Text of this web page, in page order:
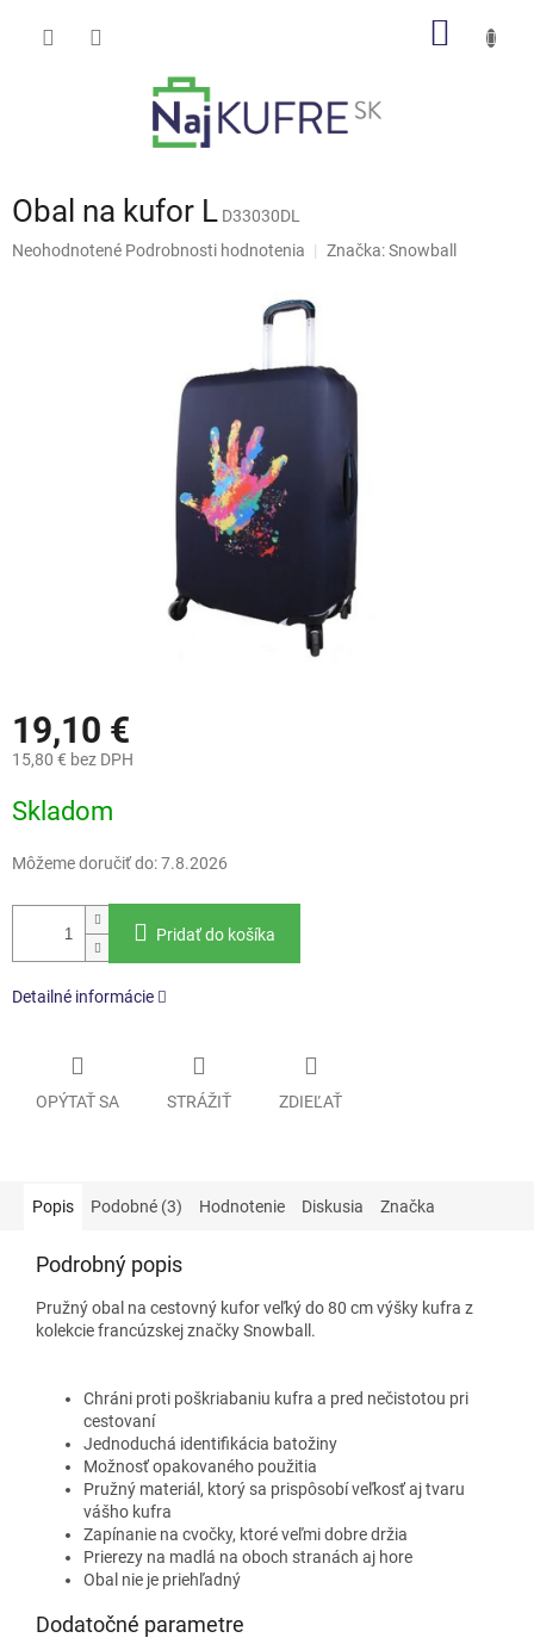
Obal na kufor L D33030DL
Priemerné
Neohodnotené Podrobnosti hodnotenia Značka:Snowball
19,10 €
15,80 € bez DPH
cena:
Skladom
Môžeme doručiť do:7.8.2026
Pridať do košíka
Detailné informácie
OPÝTAŤ SA STRÁŽIŤ ZDIEĽAŤ
Popis Podobné (3) Hodnotenie Diskusia Značka
Podrobný popis
Pružný obal na cestovný kufor veľký do 80 cm výšky kufra z
kolekcie francúzskej značky Snowball.
Chráni proti poškriabaniu kufra a pred nečistotou pri
cestovaní
Jednoduchá identifikácia batožiny
Možnosť opakovaného použitia
Pružný materiál, ktorý sa prispôsobí veľkosť aj tvaru
vášho kufra
Zapínanie na cvočky, ktoré veľmi dobre držia
Prierezy na madlá na oboch stranách aj hore
Obal nie je priehľadný
Dodatočné parametre